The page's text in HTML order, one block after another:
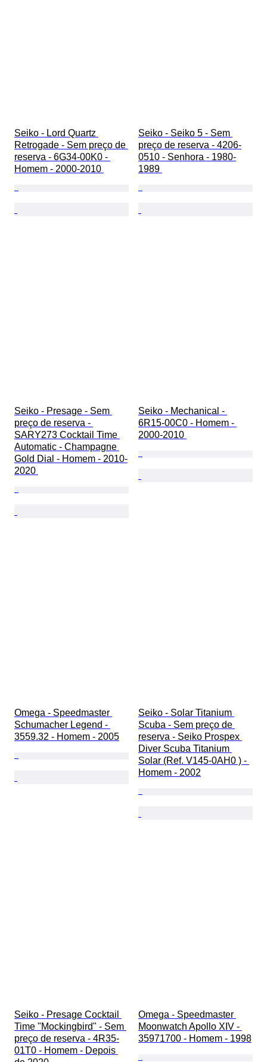
Seiko - Lord Quartz
Retrogade - Sem preço de
reserva - 6G34-00K0 -
Homem - 2000-2010
Seiko - Seiko 5 - Sem
preço de reserva - 4206-
0510 - Senhora - 1980-
1989
Seiko - Presage - Sem
preço de reserva -
SARY273 Cocktail Time
Automatic - Champagne
Gold Dial - Homem - 2010-
2020
Seiko - Mechanical -
6R15-00C0 - Homem -
2000-2010
Omega - Speedmaster
Schumacher Legend -
3559.32 - Homem - 2005
Seiko - Solar Titanium
Scuba - Sem preço de
reserva - Seiko Prospex
Diver Scuba Titanium
Solar (Ref. V145-0AH0 ) -
Homem - 2002
Seiko - Presage Cocktail
Time "Mockingbird" - Sem
preço de reserva - 4R35-
01T0 - Homem - Depois
Omega - Speedmaster
Moonwatch Apollo XIV -
35971700 - Homem - 1998